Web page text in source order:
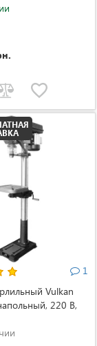
1
Vulkan
220 В,